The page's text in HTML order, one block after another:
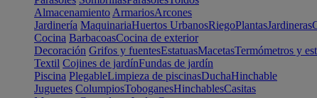
Almacenamiento ArmariosArcones
Jardinería MaquinariaHuertos UrbanosRiegoPlantasJardineras
Cocina BarbacoasCocina de exterior
Decoración Grifos y fuentesEstatuasMacetasTermómetros y
Textil Cojines de jardínFundas de jardín
Piscina PlegableLimpieza de piscinasDuchaHinchable
Juguetes ColumpiosToboganesHinchablesCasitas